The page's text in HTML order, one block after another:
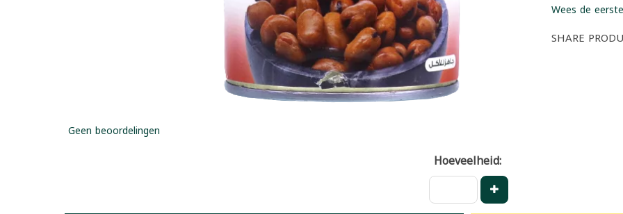
Wees de
SHARE
Geen beoordelingen
Hoeveelheid: